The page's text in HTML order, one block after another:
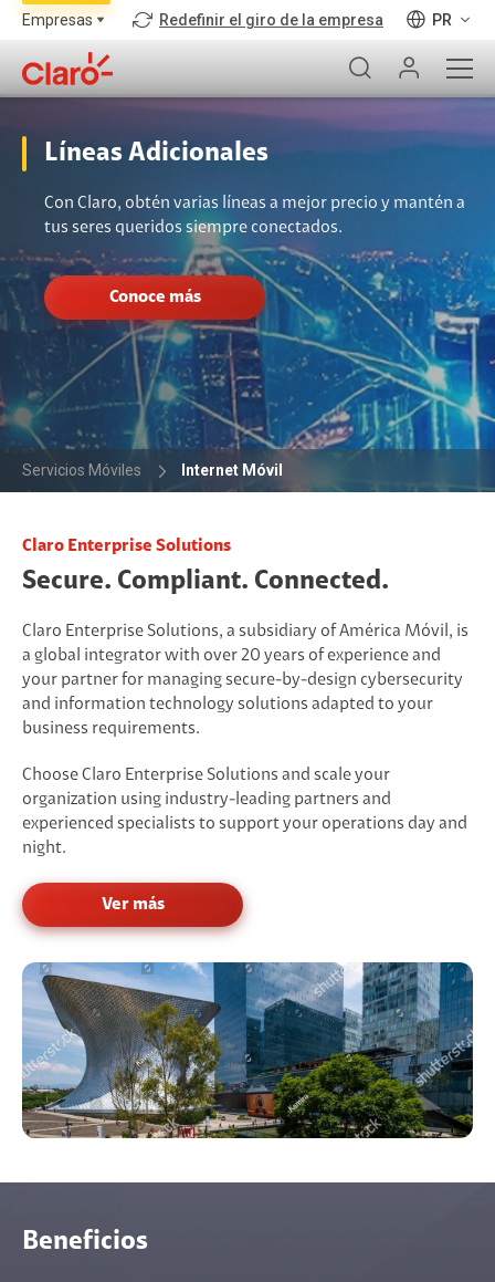
Redefinir el giro de la empresa PR
Líneas Adicionales
Con Claro, obtén varias líneas a mejor precio y mantén a
tus seres queridos siempre conectados.
Conoce más
Servicios Móviles Internet Móvil
Claro Enterprise Solutions
Secure. Compliant. Connected.
Claro Enterprise Solutions, a subsidiary of América Móvil, is
a global integrator with over 20 years of experience and
your partner for managing secure-by-design cybersecurity
and information technology solutions adapted to your
business requirements.
Choose Claro Enterprise Solutions and scale your
organization using industry-leading partners and
experienced specialists to support your operations day and
night.
Ver más
Beneficios